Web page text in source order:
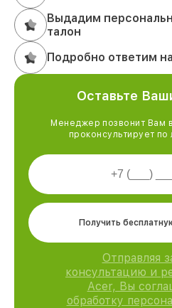
Выдадим
талон
Подробно ответим
Оставьте
Менеджер позвонит Вам
проконсультирует
Получить
Отправляя
консультацию и
Acer, Вы
обработку